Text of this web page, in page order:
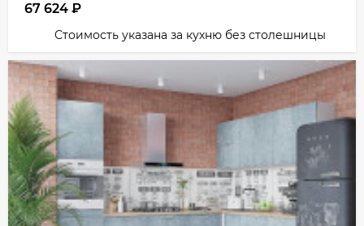
67 624 ₽
Стоимость указана за кухню без столешницы